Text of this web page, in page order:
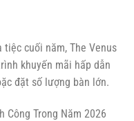
cuối năm, The Venus
khuyến mãi hấp dẫn
đặt số lượng bàn lớn.
Công Trong Năm 2026